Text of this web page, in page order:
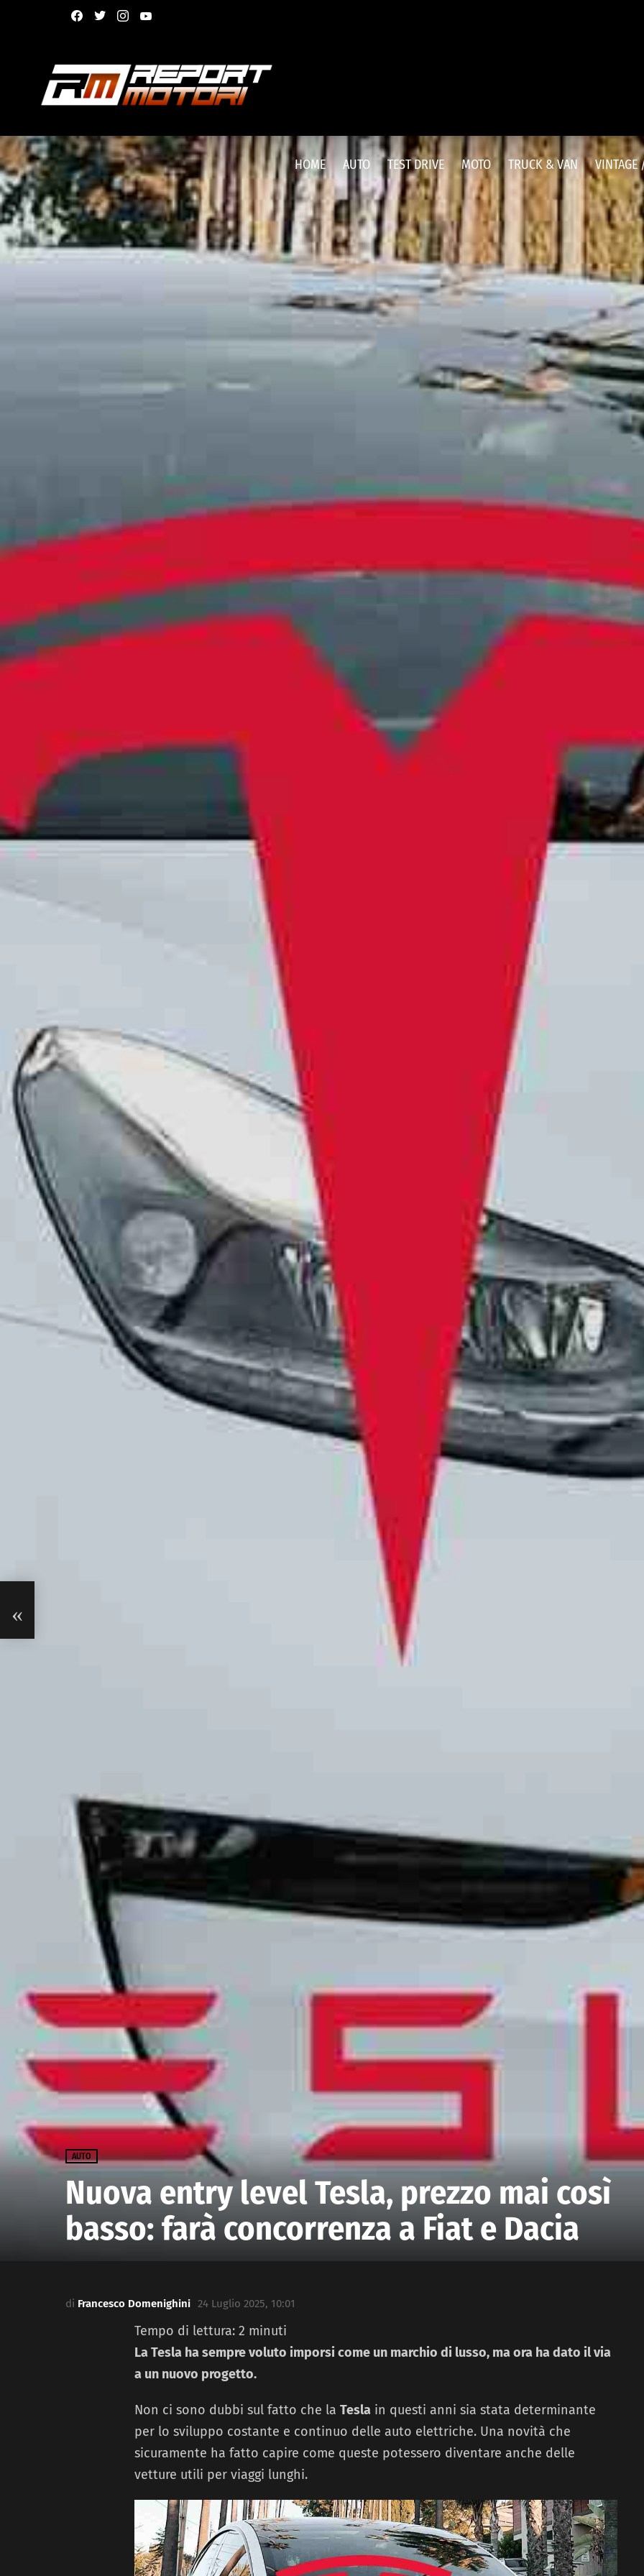
facebooktwitterinstagram
HOME AUTO TEST DRIVE MOTO TRUCK & VAN VINTAGE
AUTO
Nuova entry level Tesla, prezzo mai così
basso: farà concorrenza a Fiat e Dacia
di Francesco Domenighini 24 Luglio 2025, 10:01
Tempo di lettura: 2 minuti
La Tesla ha sempre voluto imporsi come un marchio di lusso, ma ora ha dato il via
a un nuovo progetto.
Non ci sono dubbi sul fatto che la Tesla in questi anni sia stata determinante
per lo sviluppo costante e continuo delle auto elettriche. Una novità che
sicuramente ha fatto capire come queste potessero diventare anche delle
vetture utili per viaggi lunghi.